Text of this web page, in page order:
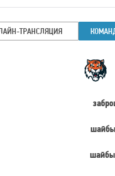
ТРАНСЛЯЦИЯ
шайбы